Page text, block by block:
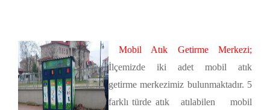
Mobil Atık Getirme Merkezi;
İlçemizde iki adet mobil atık
getirme merkezimiz bulunmaktadır. 5
farklı türde atık atılabilen mobil